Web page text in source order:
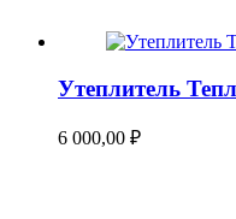
Утеплитель
6 000,00 ₽